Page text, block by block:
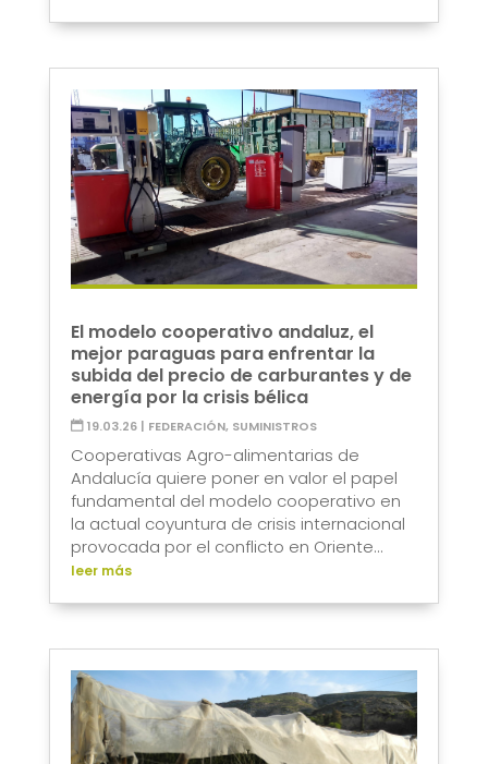
El modelo cooperativo andaluz, el
mejor paraguas para enfrentar la
subida del precio de carburantes y de
energía por la crisis bélica
19.03.26| FEDERACIÓN, SUMINISTROS
Cooperativas Agro-alimentarias de
Andalucía quiere poner en valor el papel
fundamental del modelo cooperativo en
la actual coyuntura de crisis internacional
provocada por el conflicto en Oriente...
leer más